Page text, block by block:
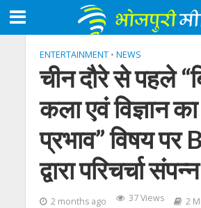
ENTERTAINMENT • NEWS
चीन दौरे से पहले
कला एवं विज्ञान
प्रभाव” विषय पर
द्वारा परिचर्चा
2 months ago 37 Views 2